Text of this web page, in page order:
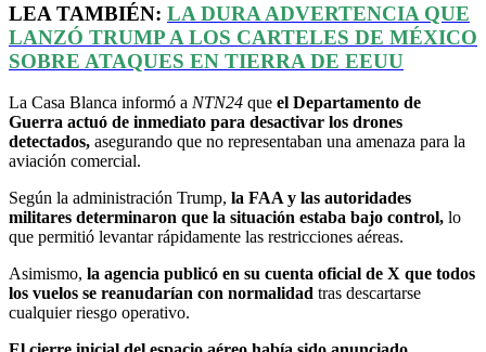
LEA TAMBIÉN: LA DURA ADVERTENCIA QUE
LANZÓ TRUMP A LOS CARTELES DE MÉXICO
SOBRE ATAQUES EN TIERRA DE EEUU
La Casa Blanca informó a NTN24 que el Departamento de
Guerra actuó de inmediato para desactivar los drones
detectados, asegurando que no representaban una amenaza para la
aviación comercial.
Según la administración Trump, la FAA y las autoridades
militares determinaron que la situación estaba bajo control, lo
que permitió levantar rápidamente las restricciones aéreas.
Asimismo, la agencia publicó en su cuenta oficial de X que todos
los vuelos se reanudarían con normalidad tras descartarse
cualquier riesgo operativo.